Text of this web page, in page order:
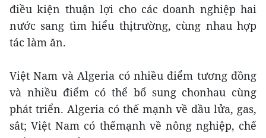
điều kiện thuận lợi cho các doanh nghiệp hai
nước sang tìm hiểu thịtrường, cùng nhau hợp
tác làm ăn.
Việt Nam và Algeria có nhiều điểm tương đồng
và nhiều điểm có thể bổ sung chonhau cùng
phát triển. Algeria có thế mạnh về dầu lửa, gas,
sắt; Việt Nam có thếmạnh về nông nghiệp, chế